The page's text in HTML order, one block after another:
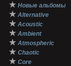
★ Новые альбомы
★ Alternative
★ Acoustic
★ Ambient
★ Atmospheric
★ Chaotic
★ Core